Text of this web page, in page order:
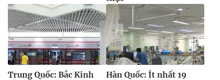
Trung Quốc: Bắc Kinh
Hàn Quốc: Ít nhất 19